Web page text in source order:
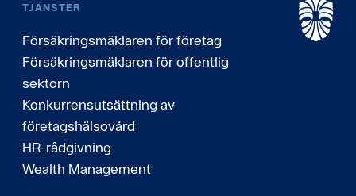
TJÄNSTER
Försäkringsmäklaren för företag
Försäkringsmäklaren för offentlig
sektorn
Konkurrensutsättning av
företagshälsovård
HR-rådgivning
Wealth Management